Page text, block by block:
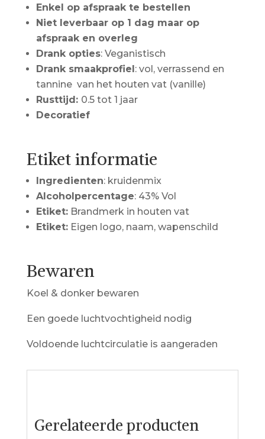
Enkel op afspraak te bestellen
Niet leverbaar op 1 dag maar op
afspraak en overleg
Drank opties: Veganistisch
Drank smaakprofiel: vol, verrassend en
tannine van het houten vat (vanille)
Rusttijd: 0.5 tot 1 jaar
Decoratief
Etiket informatie
Ingredienten: kruidenmix
Alcoholpercentage: 43% Vol
Etiket:Brandmerk in houten vat
Etiket:Eigen logo, naam, wapenschild
Bewaren
Koel & donker bewaren
Een goede luchtvochtigheid nodig
Voldoende luchtcirculatie is aangeraden
Gerelateerde producten